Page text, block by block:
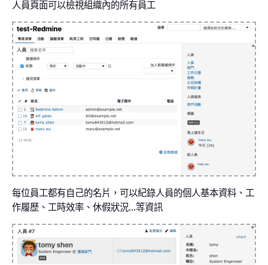
人員頁面可以檢視組織內的所有員工
每位員工都有自己的名片，可以紀錄人員的個人基本資料、工
作履歷、工時效率、休假狀況...等資訊